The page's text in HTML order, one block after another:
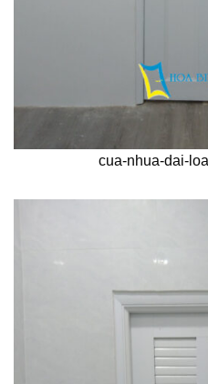
cua-nhua-dai-